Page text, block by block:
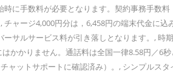
に手数料が必要となります。契約事務手数
ャージ4,000円分は，6,458円の端末代金に
サルサービス料が引き落しとなります。,
かかりません。通話料は全国一律8.58円／
ットサポートに確認済み）。, シンプルス